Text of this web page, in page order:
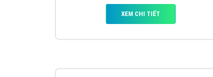
XEM CHI TIẾT